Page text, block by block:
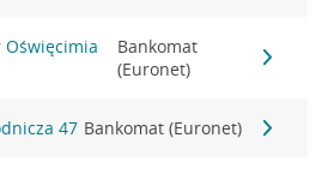
Oświęcimia
Bankomat
(Euronet)
47 Bankomat (Euronet)